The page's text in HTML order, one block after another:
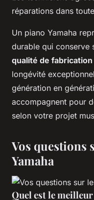
réparations dans
Un piano Yamaha
durable qui conserve
qualité de fabrication
longévité
génération en
accompagnent pour
selon votre projet
Vos questions
Yamaha
Quel est le